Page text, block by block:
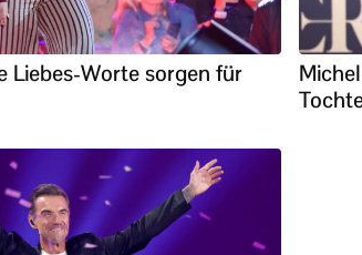
Liebes-Worte sorgen für